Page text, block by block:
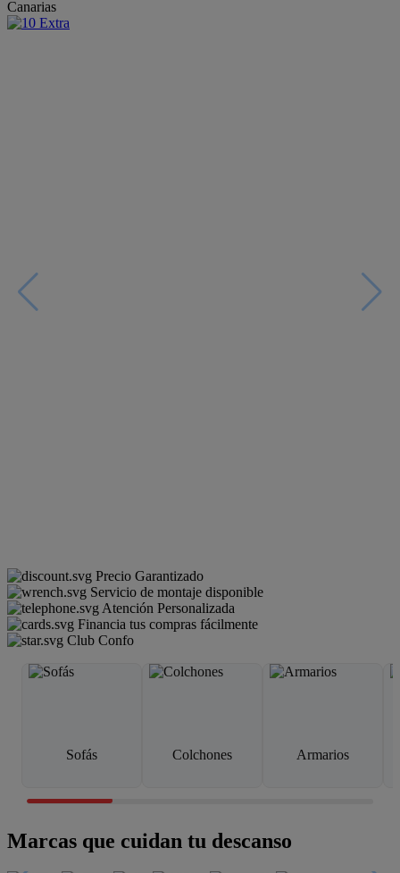
Canarias
Precio Garantizado
Servicio de montaje disponible
Atención Personalizada
Financia tus compras fácilmente
Club Confo
Sofás Colchones Armarios
Marcas que cuidan tu descanso